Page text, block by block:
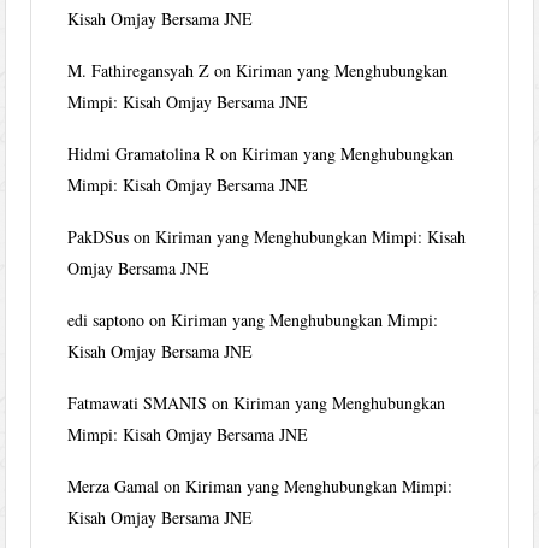
Kisah Omjay Bersama JNE
M. Fathiregansyah Z onKiriman yang Menghubungkan
Mimpi: Kisah Omjay Bersama JNE
Hidmi Gramatolina R onKiriman yang Menghubungkan
Mimpi: Kisah Omjay Bersama JNE
PakDSus onKiriman yang Menghubungkan Mimpi: Kisah
Omjay Bersama JNE
edi saptono onKiriman yang Menghubungkan Mimpi:
Kisah Omjay Bersama JNE
Fatmawati SMANIS onKiriman yang Menghubungkan
Mimpi: Kisah Omjay Bersama JNE
Merza Gamal onKiriman yang Menghubungkan Mimpi:
Kisah Omjay Bersama JNE